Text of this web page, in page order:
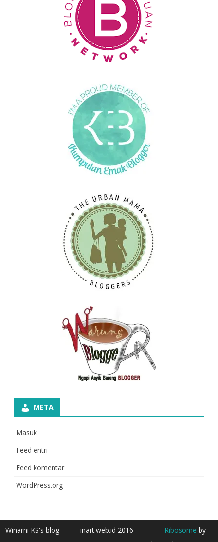
META
Masuk
Feed entri
Feed komentar
WordPress.org
Winarni KS's blog inart.web.id 2016 Ribosome by